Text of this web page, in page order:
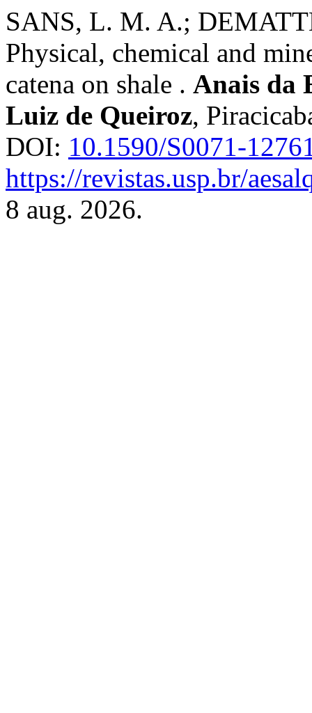
SANS, L. M. A.;
Physical, chemical and
catena on shale . Anais da
Luiz de Queiroz,
DOI: 10.1590/S0071-
https://revistas.usp.br/
8 aug. 2026.